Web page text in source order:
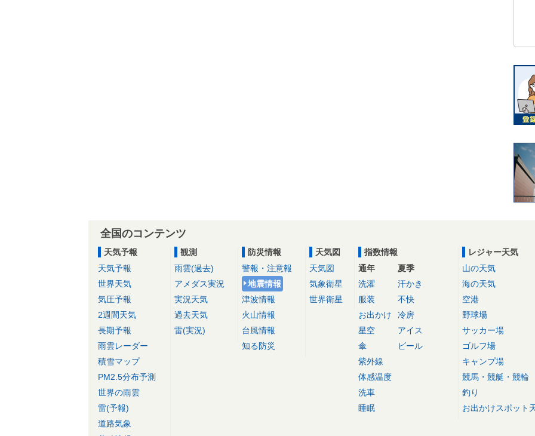
全国のコンテンツ
天気予報
天気予報
世界天気
気圧予報
2週間天気
長期予報
雨雲レーダー
積雪マップ
PM2.5分布予測
世界の雨雲
雷(予報)
道路気象
観測
雨雲(過去)
アメダス実況
実況天気
過去天気
雷(実況)
防災情報
警報・注意報
地震情報
津波情報
火山情報
台風情報
知る防災
天気図
天気図
気象衛星
世界衛星
指数情報
通年
洗濯
服装
お出かけ
星空
傘
紫外線
体感温度
洗車
睡眠
夏季
汗かき
不快
冷房
アイス
ビール
レジャー天気
山の天気
海の天気
空港
野球場
サッカー場
ゴルフ場
キャンプ場
競馬・競艇・競輪
釣り
お出かけスポット